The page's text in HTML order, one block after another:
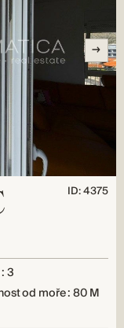
ID: 4375
3
od moře : 80 M